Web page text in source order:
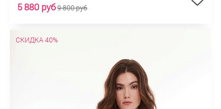
5 880 руб9 800 руб
СКИДКА 40%